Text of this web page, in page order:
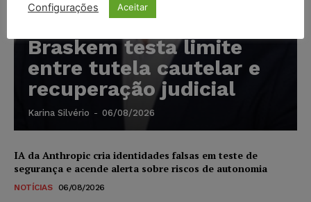
Marcello Perino: caso
Braskem testa limite
entre tutela cautelar e
recuperação judicial
Karina Silvério - 06/08/2026
IA da Anthropic cria identidades falsas em teste de
segurança e acende alerta sobre riscos de autonomia
NOTÍCIAS 06/08/2026
Configurações Aceitar